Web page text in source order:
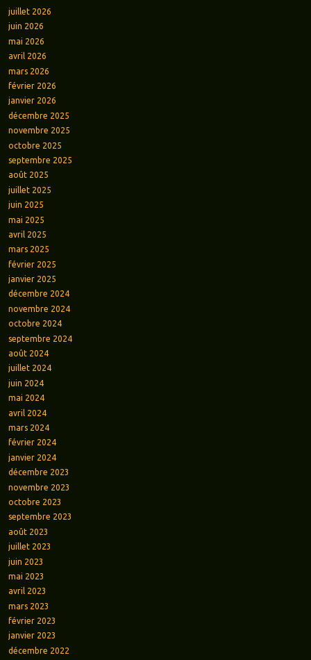
juillet 2026
juin 2026
mai 2026
avril 2026
mars 2026
février 2026
janvier 2026
décembre 2025
novembre 2025
octobre 2025
septembre 2025
août 2025
juillet 2025
juin 2025
mai 2025
avril 2025
mars 2025
février 2025
janvier 2025
décembre 2024
novembre 2024
octobre 2024
septembre 2024
août 2024
juillet 2024
juin 2024
mai 2024
avril 2024
mars 2024
février 2024
janvier 2024
décembre 2023
novembre 2023
octobre 2023
septembre 2023
août 2023
juillet 2023
juin 2023
mai 2023
avril 2023
mars 2023
février 2023
janvier 2023
décembre 2022